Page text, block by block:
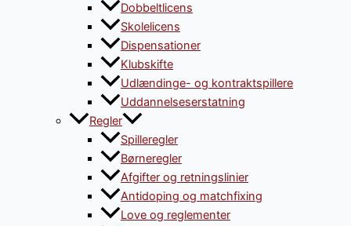
Dobbeltlicens
Skolelicens
Dispensationer
Klubskifte
Udlændinge- og kontraktspillere
Uddannelseserstatning
Regler
Spilleregler
Børneregler
Afgifter og retningslinier
Antidoping og matchfixing
Love og reglementer